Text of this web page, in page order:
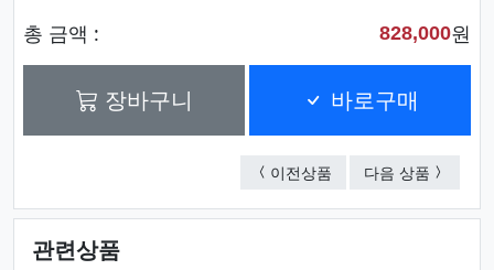
총 금액 : 828,000원
장바구니 바로구매
이전상품 JUN-13P만능공구세트
다음 상품 JUN -
관련상품